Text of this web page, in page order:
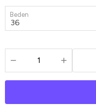
Beden